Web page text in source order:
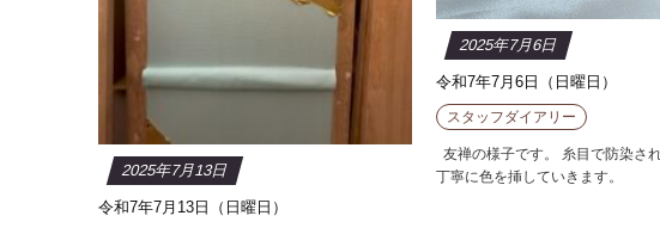
2025年7月13日
令和7年7月13日（日曜日）
2025年7月6日
令和7年7月6日（日曜日）
スタッフダイアリー
友禅の様子です。 糸目で防染さ
丁寧に色を挿していきます。